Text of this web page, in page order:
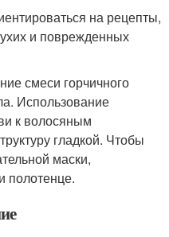
на рецепты,
и поврежденных
смеси горчичного
Использование
к волосяным
гладкой. Чтобы
маски,
полотенце.